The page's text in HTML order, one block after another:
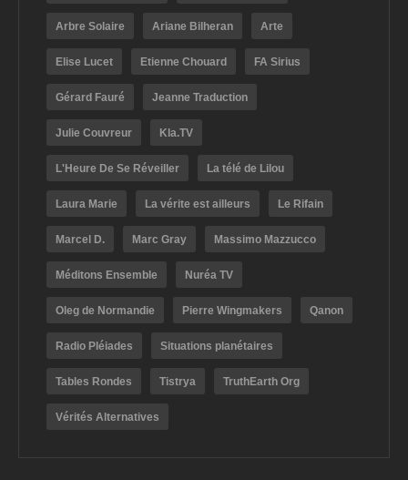
Arbre Solaire Ariane Bilheran Arte
Elise Lucet Etienne Chouard FA Sirius
Gérard Fauré Jeanne Traduction
Julie Couvreur Kla.TV
L'Heure De Se Réveiller La télé de Lilou
Laura Marie La vérite est ailleurs Le Rifain
Marcel D. Marc Gray Massimo Mazzucco
Méditons Ensemble Nuréa TV
Oleg de Normandie Pierre Wingmakers Qanon
Radio Pléiades Situations planétaires
Tables Rondes Tistrya TruthEarth Org
Vérités Alternatives